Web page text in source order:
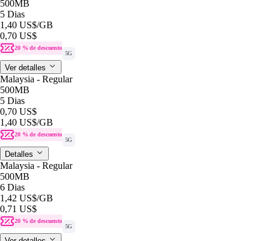
500MB
5 Dias
1,40 US$/GB
0,70 US$
20 % de descuento
5G
Ver detalles
Malaysia - Regular
500MB
5 Dias
0,70 US$
1,40 US$/GB
20 % de descuento
5G
Detalles
Malaysia - Regular
500MB
6 Dias
1,42 US$/GB
0,71 US$
20 % de descuento
5G